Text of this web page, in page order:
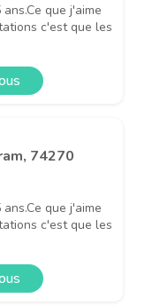
que j'aime
c'est que les
74270
que j'aime
c'est que les